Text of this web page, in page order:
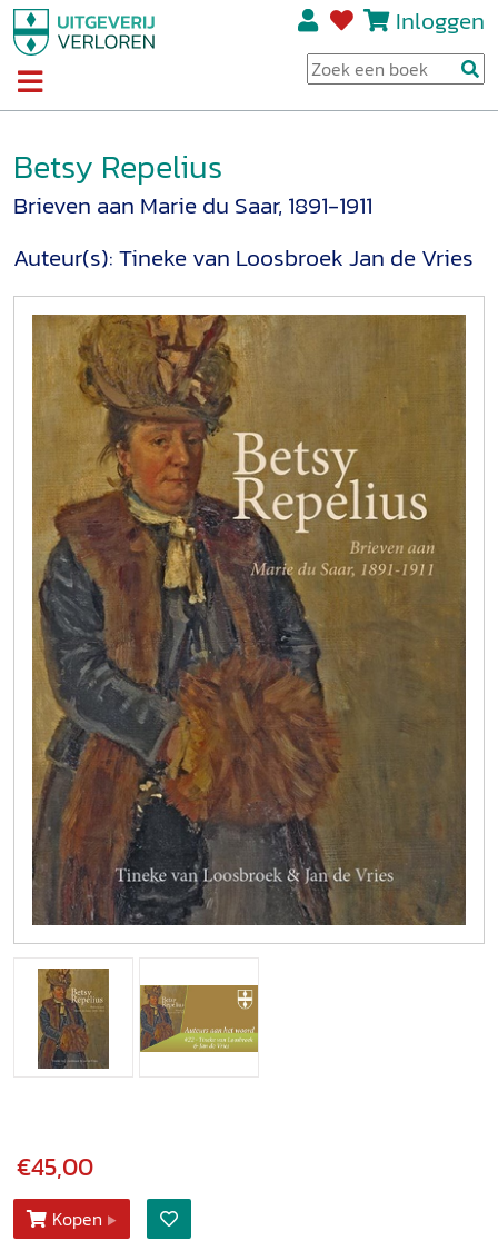
Inloggen
Betsy Repelius
Brieven aan Marie du Saar, 1891-1911
Auteur(s):Tineke van LoosbroekJan de Vries
€45,00
Kopen